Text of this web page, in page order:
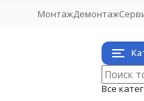
МонтажДемонтаж
Все